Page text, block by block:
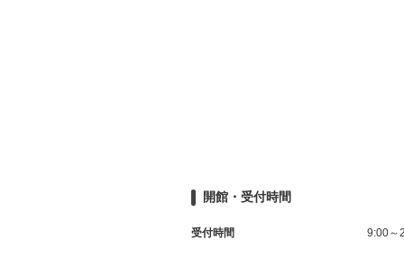
開館・受付時間
受付時間 9:00～